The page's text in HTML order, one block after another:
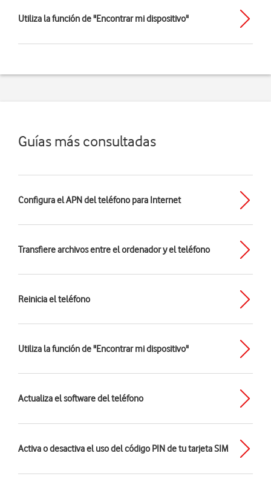
Utiliza la función de "Encontrar mi dispositivo"
Guías más consultadas
Configura el APN del teléfono para Internet
Transfiere archivos entre el ordenador y el teléfono
Reinicia el teléfono
Utiliza la función de "Encontrar mi dispositivo"
Actualiza el software del teléfono
Activa o desactiva el uso del código PIN de tu tarjeta SIM